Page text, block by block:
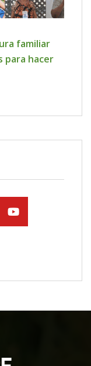
familiar
para hacer